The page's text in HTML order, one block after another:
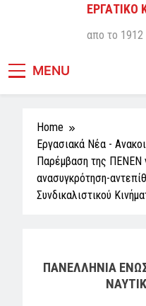
ΕΡΓΑΤΙΚΟ
απο το 1912
MENU
Home
Εργασιακά Νέα -
Παρέμβαση της ΠΕΝΕΝ
ανασυγκρότηση-
Συνδικαλιστικού
ΠΑΝΕΛΛΗΝΙΑ